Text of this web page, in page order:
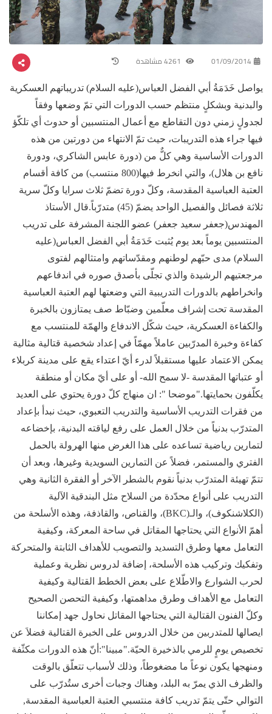
01/09/2014
يواصل خَدَمَةُ أبي الفضل العباس(عليه السلام) تدريباتهم العسكرية
والبدنية وبشكلٍ منتظم حسب الدورات التي تمّ وضعها وفقاً
لجدولٍ زمني دون التقاطع مع أعمال المنتسبين أو حدوث أي تلكّؤ
فيها جراء هذه التدريبات، حيث تمّ الانتهاء من دورتين من هذه
الدورات الأساسية وهي كلٌّ من (دورة عابس الشاكري، ودورة
نافع بن هلال)، والتي انخرط فيها(800 منتسب) من كافة أقسام
العتبة العباسية المقدسة، وكلّ دورة تضمّ ثلاث سرايا وكلّ سرية
ثلاثة فصائل والفصيل الواحد يضمّ (45) متدرّباً.قال الأستاذ
المهندس(جعفر سعيد جعفر) عضو اللجنة المشرفة على تدريب
المنتسبين يوماً بعد يوم يُثبت خَدَمَةُ أبي الفضل العباس(عليه
السلام) مدى حبّهم لوطنهم ومقدّساتهم وامتثالهم لفتوى
مرجعتيهم الرشيدة والذي تجلّى بأصدق صوره في اندفاعهم
وانخراطهم بالدورات التدريبية التي وضعتها لهم العتبة العباسية
المقدسة تحت إشراف معلّمين وضبّاط صف يمتازون بالخبرة
والكفاءة العسكرية، حيث شكّل الاندفاع والهمّة للمنتسب مع
كفاءة وخبرة المدرّبين عاملاً مهمّاً في إعداد شخصية قتالية مثالية
يمكن الاعتماد عليها مستقبلاً لدرء أيّ اعتداء يقع على مدينة كربلاء
أو عتباتها المقدسة -لا سمح الله- أو على أيّ مكان أو منطقة
يكلّفون بحمايتها."موضحا ": ان منهاج كلّ دورة يحتوي على العديد
من فقرات التدريب الأساسية والتدريب التعبوي، حيث نبدأ بإعداد
المتدرّب بدنياً من خلال العمل على رفع لياقته البدنية، بإخضاعه
لتمارين رياضية تساعده على هذا الغرض منها الهرولة بالحمل
الفتري والمستمر، فضلاً عن التمارين السويدية وغيرها، وبعد أن
تتمّ تهيئة المتدرّب بدنياً نقوم بالشطر الآخر أو الفقرة الثانية وهي
التدريب على أنواع محدّدة من السلاح مثل البندقية الآلية
(الكلاشنكوف)، والـ(BKC)، والقناص، والقاذفة، وهذه الأسلحة من
أهمّ الأنواع التي يحتاجها المقاتل في ساحة المعركة، وكيفية
التعامل معها وطرق التسديد والتصويب للأهداف الثابتة والمتحركة
وتفكيك وتركيب هذه الأسلحة، إضافة لدروس نظرية وعملية
لحرب الشوارع والاطّلاع على بعض الخطط القتالية وكيفية
التعامل مع الأهداف وطرق مداهمتها، وكيفية التحصن الصحيح
وكلّ الفنون القتالية التي يحتاجها المقاتل نحاول جهد إمكاننا
ايصالها للمتدربين من خلال الدروس على الخبرة القتالية فضلاَ عن
تخصيص يومٍ للرمي بالذخيرة الحيّة."مبينا":أنّ هذه الدورات مكثّفة
ومنهجها يكون نوعاً ما مضغوطاً، وذلك لأسباب تتعلّق بالوقت
والظرف الذي يمرّ به البلد، وهناك وجبات أخرى ستُدرّب على
التوالي حتّى يتمّ تدريب كافة منتسبي العتبة العباسية المقدسة,